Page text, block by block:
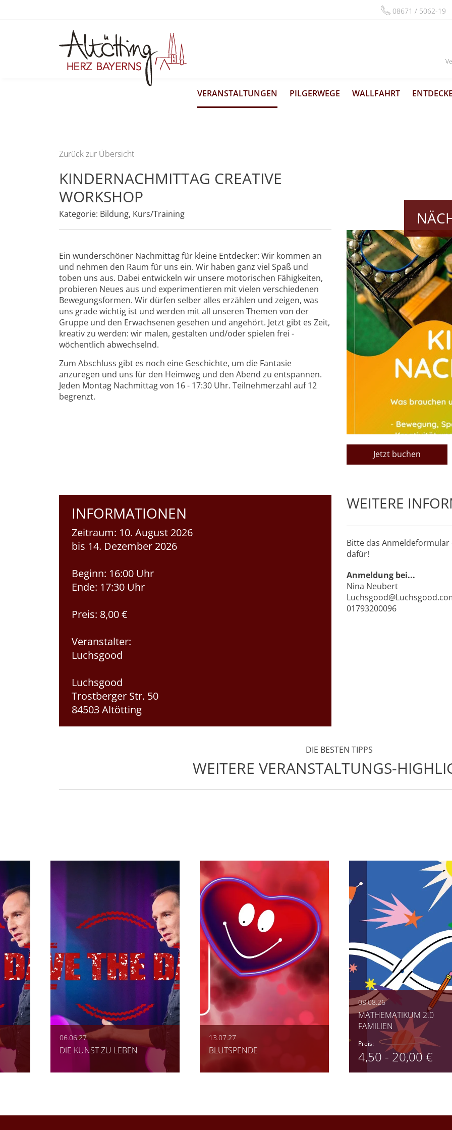
08671 / 5062-19
VERANSTALTUNGEN PILGERWEGE WALLFAHRT
Zurück zur Übersicht
KINDERNACHMITTAG CREATIVE
WORKSHOP
Kategorie: Bildung, Kurs/Training
Ein wunderschöner Nachmittag für kleine Entdecker: Wir kommen an
und nehmen den Raum für uns ein. Wir haben ganz viel Spaß und
toben uns aus. Dabei entwickeln wir unsere motorischen Fähigkeiten,
probieren Neues aus und experimentieren mit vielen verschiedenen
Bewegungsformen. Wir dürfen selber alles erzählen und zeigen, was
uns grade wichtig ist und werden mit all unseren Themen von der
Gruppe und den Erwachsenen gesehen und angehört. Jetzt gibt es Zeit,
kreativ zu werden: wir malen, gestalten und/oder spielen frei -
wöchentlich abwechselnd.
Zum Abschluss gibt es noch eine Geschichte, um die Fantasie
anzuregen und uns für den Heimweg und den Abend zu entspannen.
Jeden Montag Nachmittag von 16 - 17:30 Uhr. Teilnehmerzahl auf 12
begrenzt.
Jetzt buchen
INFORMATIONEN
Zeitraum: 10. August 2026
bis 14. Dezember 2026
Beginn: 16:00 Uhr
Ende: 17:30 Uhr
Preis: 8,00 €
Veranstalter:
Luchsgood
Luchsgood
Trostberger Str. 50
84503 Altötting
WEITERE
Bitte das
dafür!
Anmeldung bei...
Nina Neubert
01793200096
DIE BESTEN TIPPS
WEITERE VERANSTALTUNGS-
06.06.27
DIE KUNST ZU LEBEN
13.07.27
BLUTSPENDE
08.08.26
MATHEMATIKUM 2.0
FAMILIEN
Preis:
4,50 - 20,00 €